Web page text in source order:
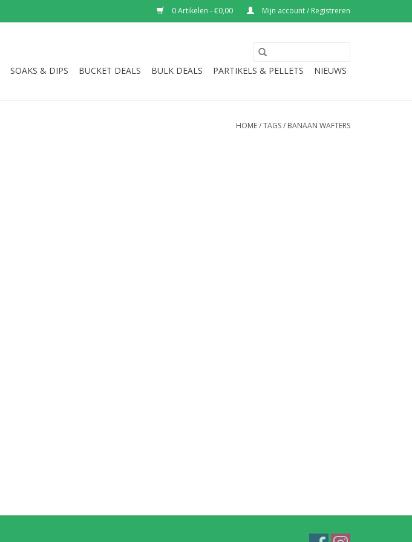
0 Artikelen - €0,00 Mijn account / Registreren
SOAKS & DIPS BUCKET DEALS BULK DEALS PARTIKELS & PELLETS NIEUWS
HOME/TAGS/ BANAAN WAFTERS